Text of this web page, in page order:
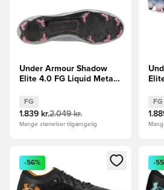
Under Armour Shadow
Elite 4.0 FG Liquid Metal -
FG
1.839 kr.2.049 kr.
Mange størrelser tilgængelig
FG
Åbner en Modal til at logge ind
-56% -